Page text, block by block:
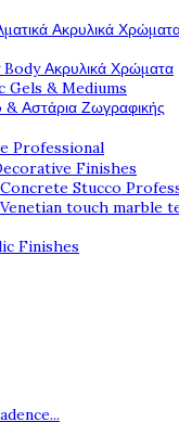
Ακρυλικά
Ακρυλικά Χρώματα
Gels & Mediums
& Αστάρια Ζωγραφικής
Professional
Finishes
Concrete Stucco
Venetian touch marble
Finishes